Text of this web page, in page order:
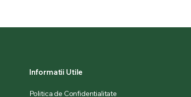
Informatii Utile
Politica de Confidentialitate